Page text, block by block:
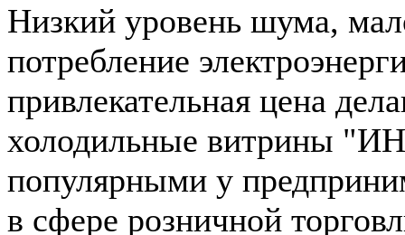
Низкий уровень шума,
потребление
привлекательная цена
холодильные витрины
популярными у
в сфере розничной